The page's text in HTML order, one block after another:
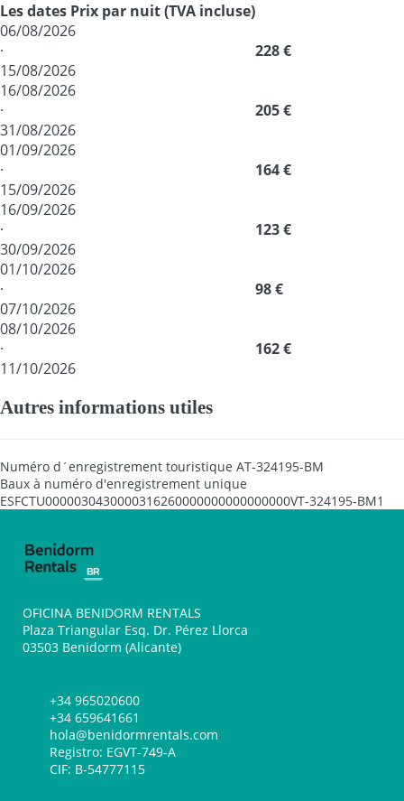
Les dates Prix par nuit (TVA incluse)
06/08/2026
·
15/08/2026
228 €
16/08/2026
·
31/08/2026
205 €
01/09/2026
·
15/09/2026
164 €
16/09/2026
·
30/09/2026
123 €
01/10/2026
·
07/10/2026
98 €
08/10/2026
·
11/10/2026
162 €
Autres informations utiles
Numéro d´enregistrement touristique AT-324195-BM
Baux à numéro d'enregistrement unique
ESFCTU0000030430000316260000000000000000VT-324195-BM1
OFICINA BENIDORM RENTALS
Plaza Triangular Esq. Dr. Pérez Llorca
03503 Benidorm (Alicante)
+34 965020600
+34 659641661
hola@benidormrentals.com
Registro: EGVT-749-A
CIF: B-54777115